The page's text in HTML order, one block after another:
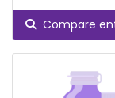
Compare